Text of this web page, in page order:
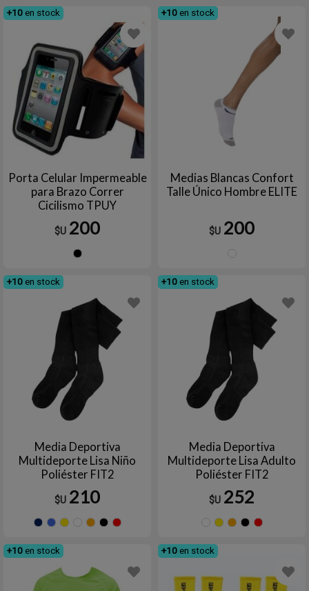
+10 en stock
Porta Celular Impermeable
para Brazo Correr
Cicilismo TPUY
$U 200
+10 en stock
Medias Blancas Confort
Talle Único Hombre ELITE
$U 200
+10 en stock
Media Deportiva
Multideporte Lisa Niño
Poliéster FIT2
$U 210
AZULAZULAmarillo
+10 en stock
Media Deportiva
Multideporte Lisa Adulto
Poliéster FIT2
$U 252
Azul
+10 en stock +10 en stock